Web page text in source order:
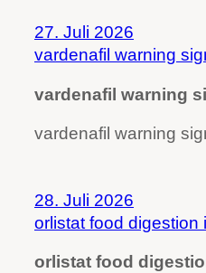
27. Juli 2026
vardenafil warning
vardenafil warning
vardenafil warning
28. Juli 2026
orlistat food digestion
orlistat food